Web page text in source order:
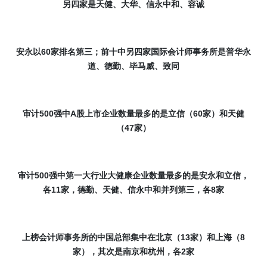
另四家是天健、大华、信永中和、容诚
安永以60家排名第三；前十中另四家国际会计师事务所是普华永
道、德勤、毕马威、致同
审计500强中A股上市企业数量最多的是立信（60家）和天健
（47家）
审计500强中第一大行业大健康企业数量最多的是安永和立信，
各11家，德勤、天健、信永中和并列第三，各8家
上榜会计师事务所的中国总部集中在北京（13家）和上海（8
家），其次是南京和杭州，各2家